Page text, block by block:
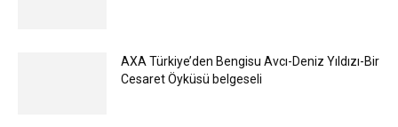
AXA Türkiye’den Bengisu Avcı-Deniz Yıldızı-Bir
Cesaret Öyküsü belgeseli